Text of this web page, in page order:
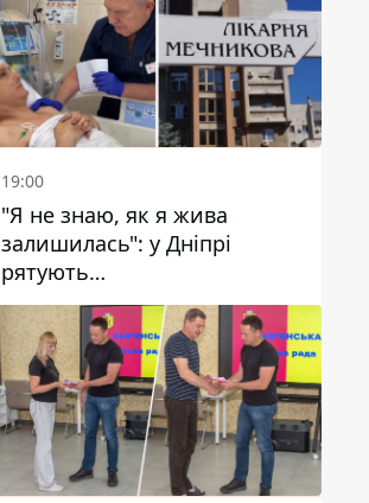
19:00
"Я не знаю, як я жива
залишилась": у Дніпрі
рятують
військовослужбовицю та
мати чотирьох дітей, яку
поранив КАБ